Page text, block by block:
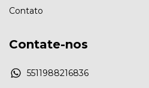
Contato
Contate-nos
5511988216836